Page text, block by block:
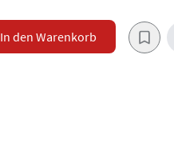
In den Warenkorb